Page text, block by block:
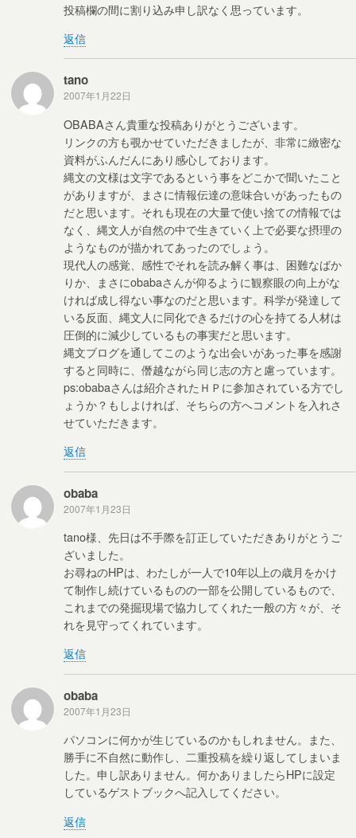
投稿欄の間に割り込み申し訳なく思っています。
返信
tano
2007年1月22日
OBABAさん貴重な投稿ありがとうございます。
リンクの方も覗かせていただきましたが、非常に緻密な
資料がふんだんにあり感心しております。
縄文の文様は文字であるという事をどこかで聞いたこと
がありますが、まさに情報伝達の意味合いがあったもの
だと思います。それも現在の大量で使い捨ての情報では
なく、縄文人が自然の中で生きていく上で必要な摂理の
ようなものが描かれてあったのでしょう。
現代人の感覚、感性でそれを読み解く事は、困難なばか
りか、まさにobabaさんが仰るように観察眼の向上がな
ければ成し得ない事なのだと思います。科学が発達して
いる反面、縄文人に同化できるだけの心を持てる人材は
圧倒的に減少しているもの事実だと思います。
縄文ブログを通してこのような出会いがあった事を感謝
すると同時に、僭越ながら同じ志の方と慮っています。
ps:obabaさんは紹介されたＨＰに参加されている方でし
ょうか？もしよければ、そちらの方へコメントを入れさ
せていただきます。
返信
obaba
2007年1月23日
tano様、先日は不手際を訂正していただきありがとうご
ざいました。
お尋ねのHPは、わたしが一人で10年以上の歳月をかけ
て制作し続けているものの一部を公開しているもので、
これまでの発掘現場で協力してくれた一般の方々が、そ
れを見守ってくれています。
返信
obaba
2007年1月23日
パソコンに何かが生じているのかもしれません。また、
勝手に不自然に動作し、二重投稿を繰り返してしまいま
した。申し訳ありません。何かありましたらHPに設定
しているゲストブックへ記入してください。
返信